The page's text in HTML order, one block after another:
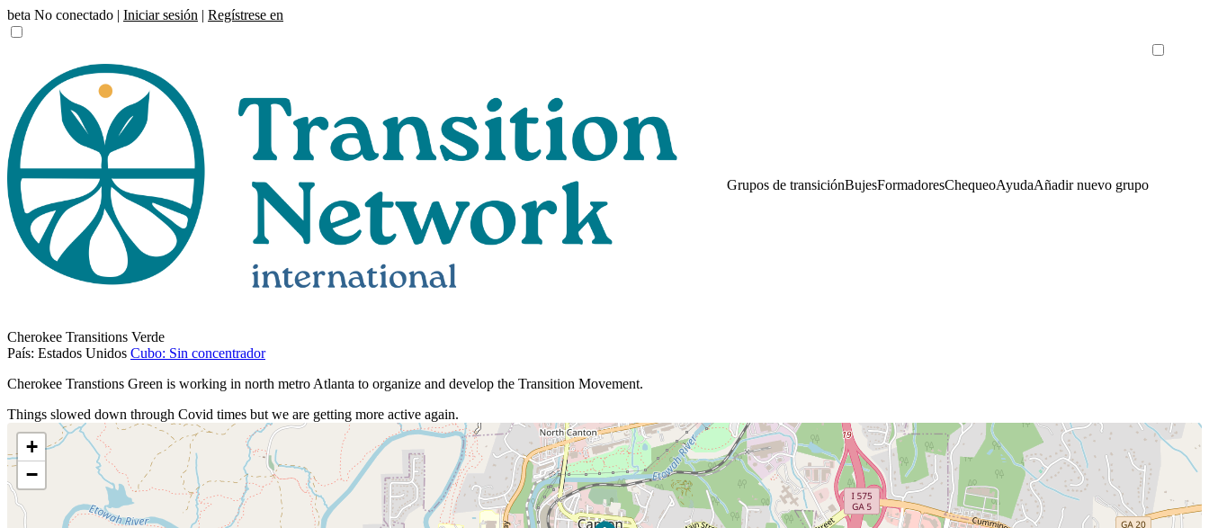
beta No conectado | Iniciar sesión | Regístrese en
Grupos de transiciónBujesFormadoresChequeoAyudaAñadir nuevo grupo
Cherokee Transitions Verde
País: Estados Unidos Cubo: Sin concentrador
Cherokee Transtions Green is working in north metro Atlanta to organize and develop the Transition Movement.
Things slowed down through Covid times but we are getting more active again.
+
−